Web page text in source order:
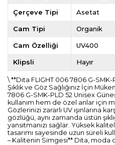
Çerçeve Tipi Asetat
Cam Tipi Organik
Cam Özelliği UV400
Klipsli Hayır
\ **Dita FLIGHT 006 7806 G-
Şıklık ve Göz Sağlığınız İçin
7806 G-SMK-PLD 52 Unisex
kullanım hem de özel anlar için
Gözlerinizi zararlı UV ışınlarına
gözlüğü, aynı zamanda üstün
yansıtmanızı sağlar. Yüksek
tasarımı sayesinde uzun süreli
– Kalitenin Simgesi** Dita, moda